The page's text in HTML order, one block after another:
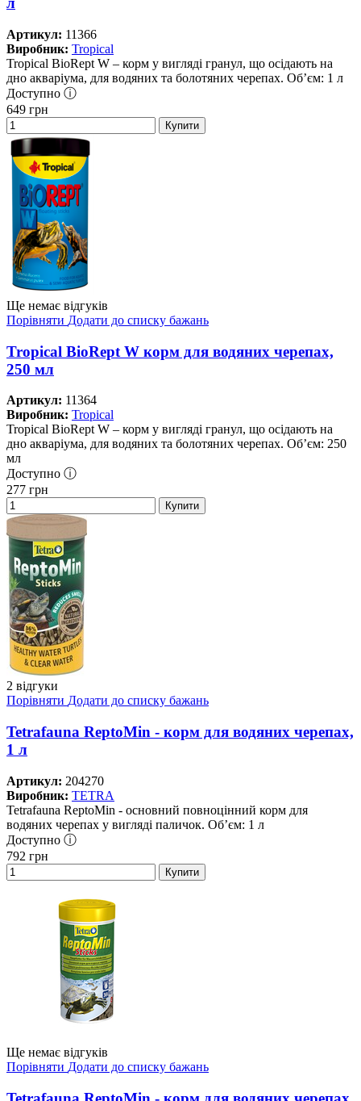
Артикул: 11366
Виробник: Tropical
Tropical BioRept W – корм у вигляді гранул, що осідають на
дно акваріума, для водяних та болотяних черепах. Об’єм: 1 л
Доступно ⓘ
649 грн
Купити
Ще немає відгуків
Порівняти Додати до списку бажань
Tropical BioRept W корм для водяних черепах,
250 мл
Артикул: 11364
Виробник: Tropical
Tropical BioRept W – корм у вигляді гранул, що осідають на
дно акваріума, для водяних та болотяних черепах. Об’єм: 250
мл
Доступно ⓘ
277 грн
Купити
2 відгуки
Порівняти Додати до списку бажань
Tetrafauna ReptoMin - корм для водяних черепах,
1 л
Артикул: 204270
Виробник: TETRA
Tetrafauna ReptoMin - основний повноцінний корм для
водяних черепах у вигляді паличок. Об’єм: 1 л
Доступно ⓘ
792 грн
Купити
Ще немає відгуків
Порівняти Додати до списку бажань